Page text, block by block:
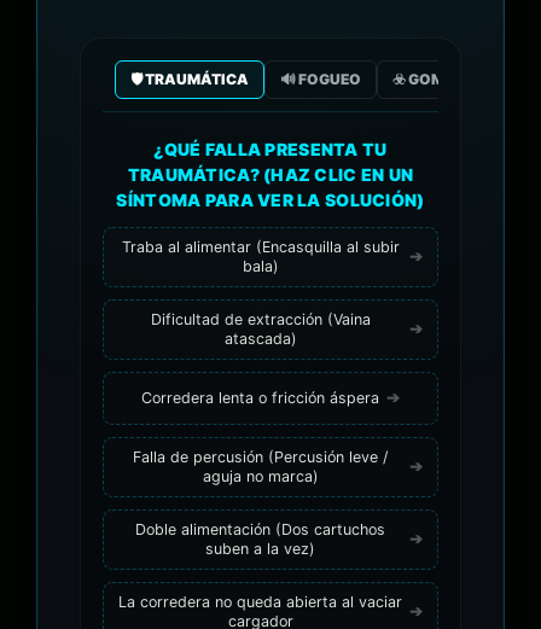
🛡️ TRAUMÁTICA 🔊 FOGUEO ☣️ GOMA/GAS CO2
¿QUÉ FALLA PRESENTA TU
TRAUMÁTICA? (HAZ CLIC EN UN
SÍNTOMA PARA VER LA SOLUCIÓN)
Traba al alimentar (Encasquilla al subir
bala)
Dificultad de extracción (Vaina
atascada)
Corredera lenta o fricción áspera
Falla de percusión (Percusión leve /
aguja no marca)
Doble alimentación (Dos cartuchos
suben a la vez)
La corredera no queda abierta al vaciar
cargador